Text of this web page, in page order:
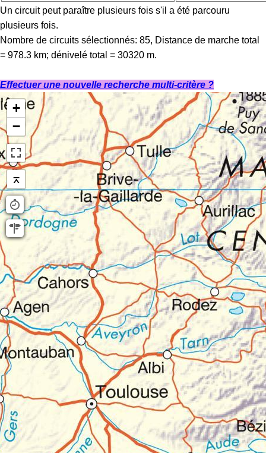
Un circuit peut paraître plusieurs fois s'il a été parcouru
plusieurs fois.
Nombre de circuits sélectionnés: 85, Distance de marche total
= 978.3 km; dénivelé total = 30320 m.
Effectuer une nouvelle recherche multi-critère ?
+
−
⌅